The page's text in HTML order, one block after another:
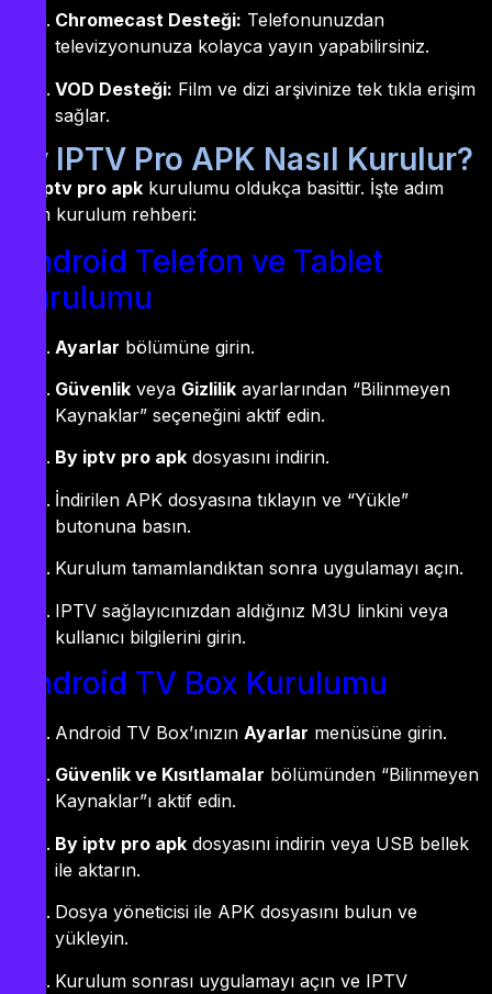
Chromecast Desteği: Telefonunuzdan
televizyonunuza kolayca yayın yapabilirsiniz.
VOD Desteği: Film ve dizi arşivinize tek tıkla erişim
sağlar.
By IPTV Pro APK Nasıl Kurulur?
By iptv pro apk kurulumu oldukça basittir. İşte adım
adım kurulum rehberi:
Android Telefon ve Tablet
Kurulumu
Ayarlar bölümüne girin.
Güvenlik veya Gizlilik ayarlarından “Bilinmeyen
Kaynaklar” seçeneğini aktif edin.
By iptv pro apk dosyasını indirin.
İndirilen APK dosyasına tıklayın ve “Yükle”
butonuna basın.
Kurulum tamamlandıktan sonra uygulamayı açın.
IPTV sağlayıcınızdan aldığınız M3U linkini veya
kullanıcı bilgilerini girin.
Android TV Box Kurulumu
Android TV Box’ınızın Ayarlar menüsüne girin.
Güvenlik ve Kısıtlamalar bölümünden “Bilinmeyen
Kaynaklar”ı aktif edin.
By iptv pro apk dosyasını indirin veya USB bellek
ile aktarın.
Dosya yöneticisi ile APK dosyasını bulun ve
yükleyin.
Kurulum sonrası uygulamayı açın ve IPTV